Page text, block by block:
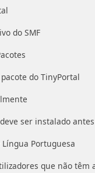
do SMF
do TinyPortal
ser instalado
Língua Portuguesa
que não têm